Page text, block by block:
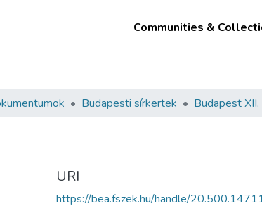
Communities &
Budapesti sírkertek
URI
https://bea.fszek.hu/handle/